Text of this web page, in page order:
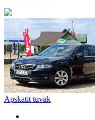
Apskatīt tuvāk